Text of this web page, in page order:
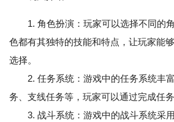
1. 角色扮演：玩家可以选择不同的
色都有其独特的技能和特点，让玩家能
选择。
2. 任务系统：游戏中的任务系统丰
务、支线任务等，玩家可以通过完成任
3. 战斗系统：游戏中的战斗系统采